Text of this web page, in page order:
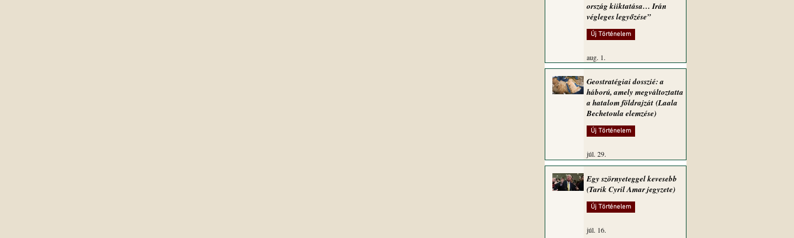
ország kiiktatása… Irán
végleges legyőzése”
Új Történelem
aug. 1.
Geostratégiai dosszié: a
háború, amely megváltoztatta
a hatalom földrajzát (Laala
Bechetoula elemzése)
Új Történelem
júl. 29.
Egy szörnyeteggel kevesebb
(Tarik Cyril Amar jegyzete)
Új Történelem
júl. 16.